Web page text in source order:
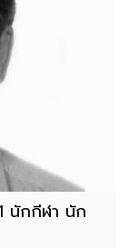
นักกีฬา นัก